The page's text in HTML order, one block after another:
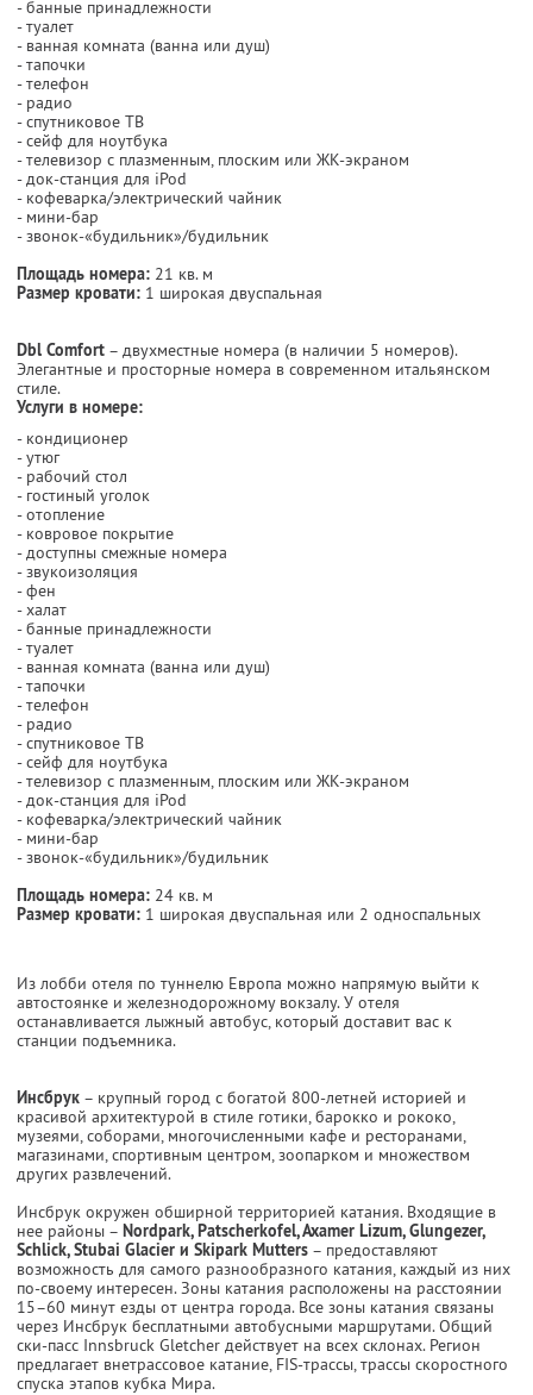
- банные принадлежности
- туалет
- ванная комната (ванна или душ)
- тапочки
- телефон
- радио
- спутниковое ТВ
- сейф для ноутбука
- телевизор с плазменным, плоским или ЖК-экраном
- док-станция для iPod
- кофеварка/электрический чайник
- мини-бар
- звонок-«будильник»/будильник
Площадь номера: 21 кв. м
Размер кровати: 1 широкая двуспальная
Dbl Comfort – двухместные номера (в наличии 5 номеров).
Элегантные и просторные номера в современном итальянском
стиле.
Услуги в номере:
- кондиционер
- утюг
- рабочий стол
- гостиный уголок
- отопление
- ковровое покрытие
- доступны смежные номера
- звукоизоляция
- фен
- халат
- банные принадлежности
- туалет
- ванная комната (ванна или душ)
- тапочки
- телефон
- радио
- спутниковое ТВ
- сейф для ноутбука
- телевизор с плазменным, плоским или ЖК-экраном
- док-станция для iPod
- кофеварка/электрический чайник
- мини-бар
- звонок-«будильник»/будильник
Площадь номера: 24 кв. м
Размер кровати: 1 широкая двуспальная или 2 односпальных
Из лобби отеля по туннелю Европа можно напрямую выйти к
автостоянке и железнодорожному вокзалу. У отеля
останавливается лыжный автобус, который доставит вас к
станции подъемника.
Инсбрук – крупный город с богатой 800-летней историей и
красивой архитектурой в стиле готики, барокко и рококо,
музеями, соборами, многочисленными кафе и ресторанами,
магазинами, спортивным центром, зоопарком и множеством
других развлечений.
Инсбрук окружен обширной территорией катания. Входящие в
нее районы – Nordpark, Patscherkofel, Axamer Lizum, Glungezer,
Schlick, Stubai Glacier и Skipark Mutters – предоставляют
возможность для самого разнообразного катания, каждый из них
по-своему интересен. Зоны катания расположены на расстоянии
15–60 минут езды от центра города. Все зоны катания связаны
через Инсбрук бесплатными автобусными маршрутами. Общий
ски-пасс Innsbruck Gletcher действует на всех склонах. Регион
предлагает внетрассовое катание, FIS-трассы, трассы скоростного
спуска этапов кубка Мира.